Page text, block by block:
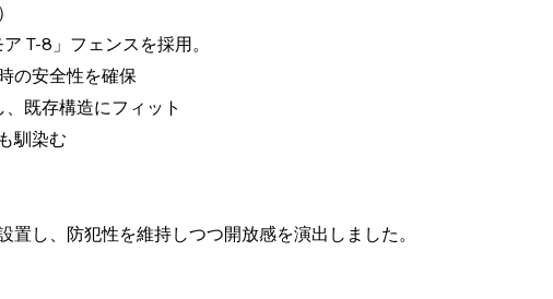
T-8」フェンスを採用。
の安全性を確保
既存構造にフィット
馴染む
し、防犯性を維持しつつ開放感を演出しました。